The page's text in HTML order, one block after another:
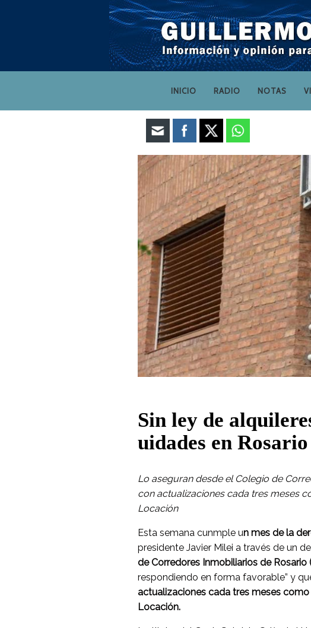
INICIO RADIO NOTAS
Sin ley de
uidades en Rosario
Lo aseguran desde el Colegio de
con actualizaciones cada tres meses
Locación
Esta semana cunmple un mes de la
presidente Javier Milei a través de un
de Corredores Inmobiliarios de Rosario
respondiendo en forma favorable” y
actualizaciones cada tres meses
Locación.